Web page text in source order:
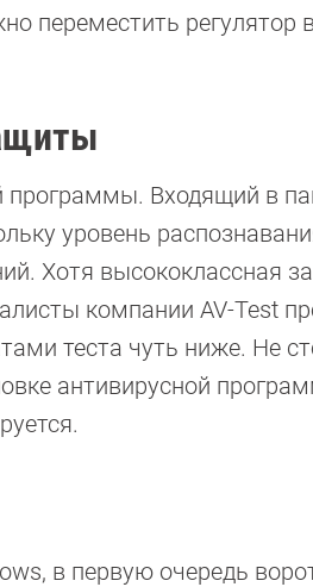
переместить регулятор
программы. Входящий в
уровень
Хотя высококлассная
компании AV-Test
теста чуть ниже. Не
антивирусной
в первую очередь